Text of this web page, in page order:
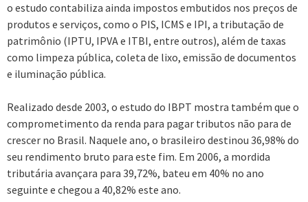
o estudo contabiliza ainda impostos embutidos nos preços de
produtos e serviços, como o PIS, ICMS e IPI, a tributação de
patrimônio (IPTU, IPVA e ITBI, entre outros), além de taxas
como limpeza pública, coleta de lixo, emissão de documentos
e iluminação pública.
Realizado desde 2003, o estudo do IBPT mostra também que o
comprometimento da renda para pagar tributos não para de
crescer no Brasil. Naquele ano, o brasileiro destinou 36,98% do
seu rendimento bruto para este fim. Em 2006, a mordida
tributária avançara para 39,72%, bateu em 40% no ano
seguinte e chegou a 40,82% este ano.